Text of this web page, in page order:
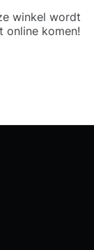
winkel wordt
online komen!